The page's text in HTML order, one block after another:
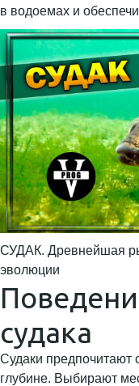
в водоемах и
СУДАК. Древнейшая
эволюции
судака
Судаки предпочитают
глубине. Выбирают